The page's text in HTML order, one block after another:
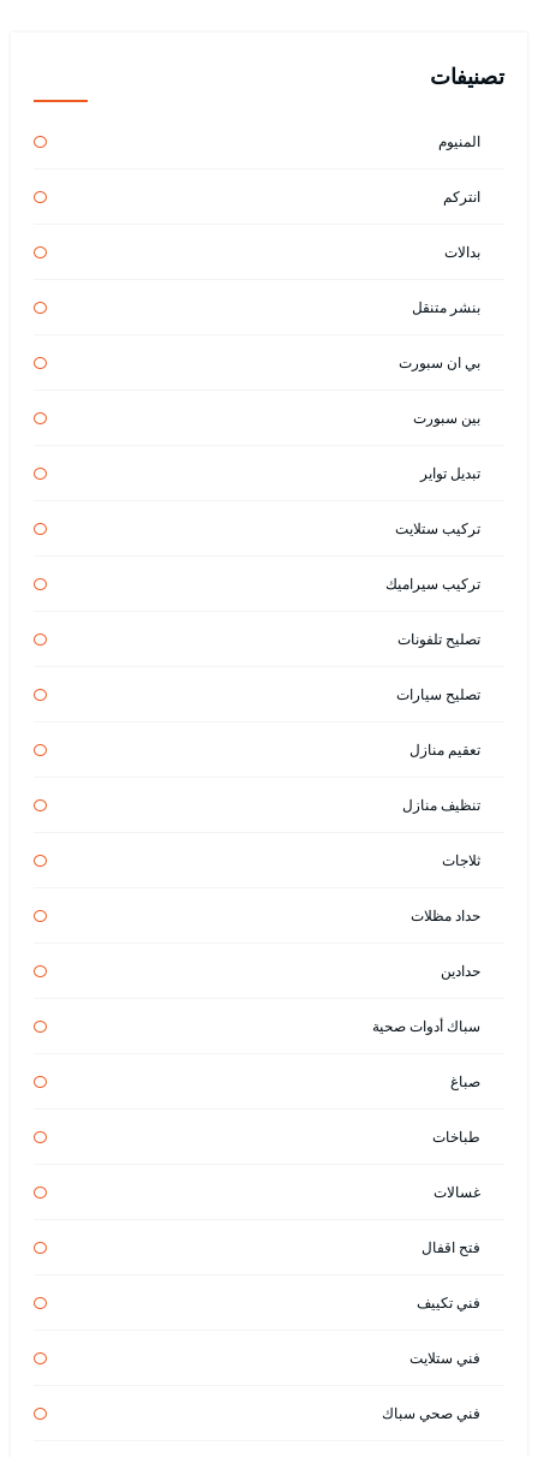
تصنيفات
المنيوم
انتركم
بدالات
بنشر متنقل
بي ان سبورت
بين سبورت
تبديل تواير
تركيب ستلايت
تركيب سيراميك
تصليح تلفونات
تصليح سيارات
تعقيم منازل
تنظيف منازل
ثلاجات
حداد مظلات
حدادين
سباك أدوات صحية
صباغ
طباخات
غسالات
فتح اقفال
فني تكييف
فني ستلايت
فني صحي سباك